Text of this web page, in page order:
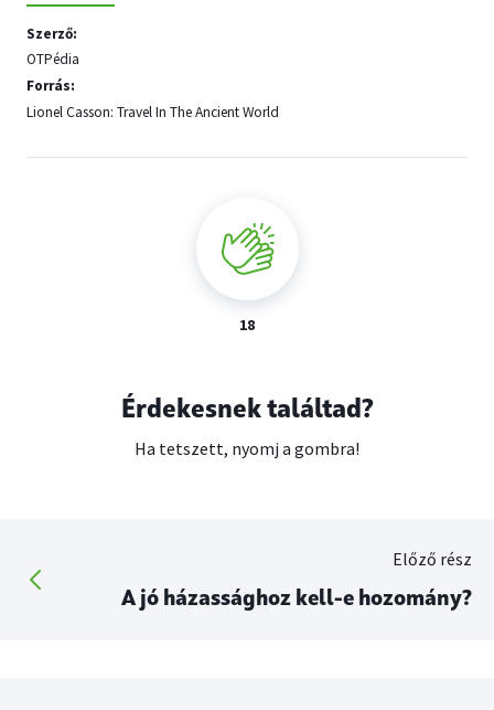
Szerző:
OTPédia
Forrás:
Lionel Casson: Travel In The Ancient World
Érdekesnek találtad?
Ha tetszett, nyomj a gombra!
18
Előző rész
A jó házassághoz kell-e hozomány?